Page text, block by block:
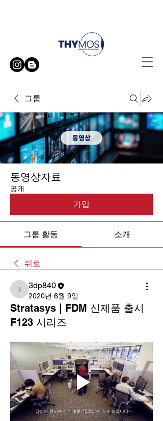
그룹
동영상자료
공개
가입
그룹 활동 소개
뒤로
3dp840
3dp840
2020년 6월 9일
Stratasys | FDM 신제품 출시
F123 시리즈